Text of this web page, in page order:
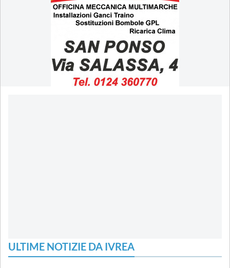
ULTIME NOTIZIE DA IVREA